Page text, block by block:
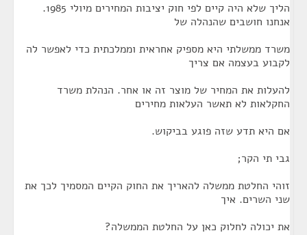
הליך שלא היה קיים לפי חוק יציבות המחירים מיולי 1985.
אנחנו חושבים שהנהלה של
משרד ממשלתי היא מספיק אחראית וממלכתית כדי לאפשר לה
לקבוע בעצמה אם צריך
להעלות את המחיר של מוצר זה או אחר. הנהלת משרד
החקלאות לא תאשר העלאות מחירים
אם היא תדע שזה פוגע בביקוש.
גבי תי הקר;
זוהי החלטת ממשלה להאריך את החוק הקיים המסמיך לכך את
שני השרים. איך
את יכולה לחלוק כאן על החלטת הממשלה?